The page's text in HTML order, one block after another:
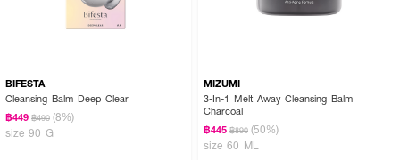
BIFESTA
Cleansing Balm Deep Clear
฿449 ฿490 (8%)
size 90 G
MIZUMI
3-In-1 Melt Away Cleansing Balm
Charcoal
฿445 ฿890 (50%)
size 60 ML